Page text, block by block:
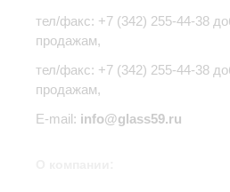
тел/факс: +7 (342) 255-44-38
продажам,
тел/факс: +7 (342) 255-44-38
продажам,
E-mail: info@glass59.ru